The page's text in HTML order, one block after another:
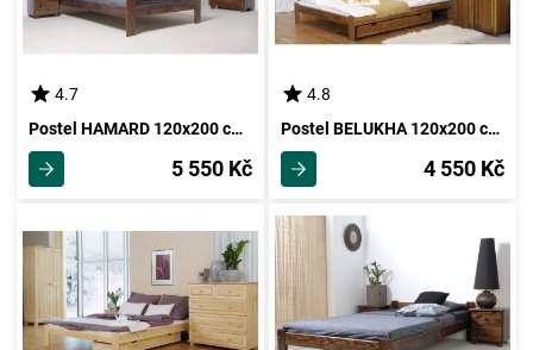
4.7
Postel HAMARD 120x200 cm s roštem, masiv borovice/moření ořech
5 550 Kč
4.8
Postel BELUKHA 120x200 cm s roštem, masiv borovice/moření dub
4 550 Kč